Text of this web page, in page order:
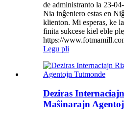
de administranto la 23-
Nia inĝeniero estas en
klienton. Mi esperas, ke
finita sukcese kiel eble
https://
Legu pli
Deziras
Maŝinarajn